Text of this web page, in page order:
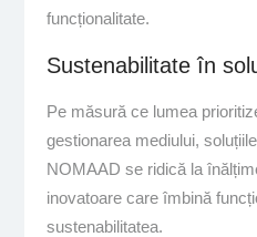
funcționalitate.
Sustenabilitate în
Pe măsură ce lumea
gestionarea mediului,
NOMAAD se ridică la
inovatoare care îmbină
sustenabilitatea.